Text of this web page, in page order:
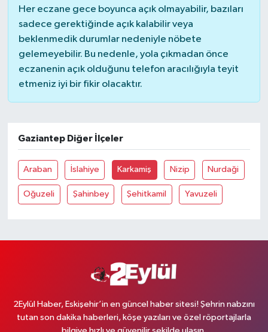
Her eczane gece boyunca açık olmayabilir, bazıları
sadece gerektiğinde açık kalabilir veya
beklenmedik durumlar nedeniyle nöbete
gelemeyebilir. Bu nedenle, yola çıkmadan önce
eczanenin açık olduğunu telefon aracılığıyla teyit
etmeniz iyi bir fikir olacaktır.
Gaziantep Diğer İlçeler
Araban İslahiye Karkamiş Nizip Nurdaği
Oğuzeli Şahinbey Şehitkamil Yavuzeli
2Eylül Haber, Eskişehir’in en güncel haber sitesi! Şehrin nabzını
tutan son dakika haberleri, köşe yazıları ve özel röportajlarla
bilgiye hızlı ve güvenilir şekilde ulaşın.